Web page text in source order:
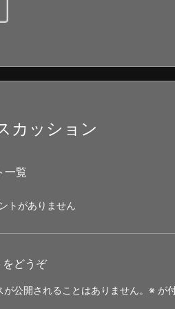
カッション
一覧
トがありません
をどうぞ
が公開されることはありません。 ※ が